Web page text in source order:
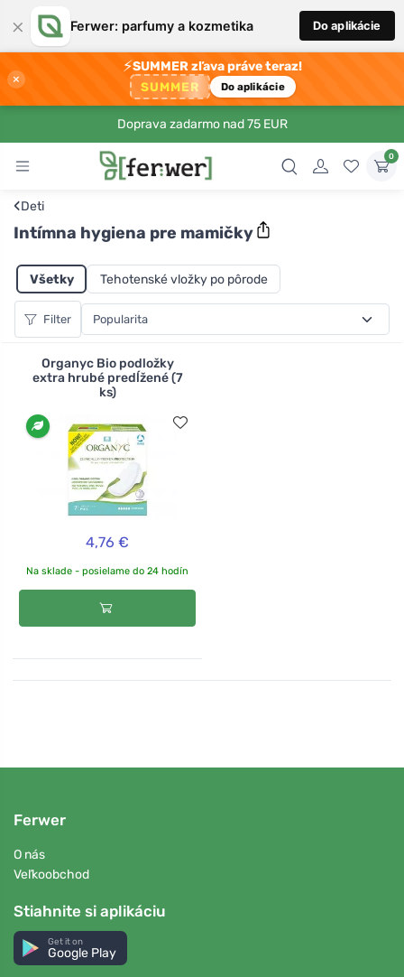
× Ferwer: parfumy a kozmetika Do aplikácie
×
⚡SUMMER zľava práve teraz!
SUMMER Do aplikácie
Doprava zadarmo nad 75 EUR
0
‹Deti
Intímna hygiena pre mamičky
Všetky Tehotenské vložky po pôrode
Filter
Organyc Bio podložky
extra hrubé predĺžené (7
ks)
4,76 €
Na sklade - posielame do 24 hodín
Ferwer
O nás
Veľkoobchod
Stiahnite si aplikáciu
Get it on
Google Play